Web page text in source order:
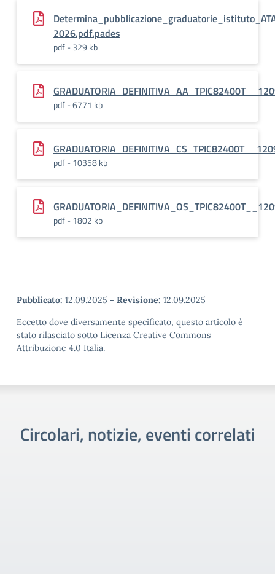
2026.pdf.pades
pdf - 329 kb
pdf - 6771 kb
pdf - 10358 kb
pdf - 1802 kb
Pubblicato: 12.09.2025 - Revisione: 12.09.2025
Eccetto dove diversamente specificato, questo articolo è
stato rilasciato sotto Licenza Creative Commons
Attribuzione 4.0 Italia.
Circolari, notizie, eventi correlati